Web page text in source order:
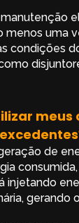
manutenção
menos uma
condições
meus
de
injetando
gerando